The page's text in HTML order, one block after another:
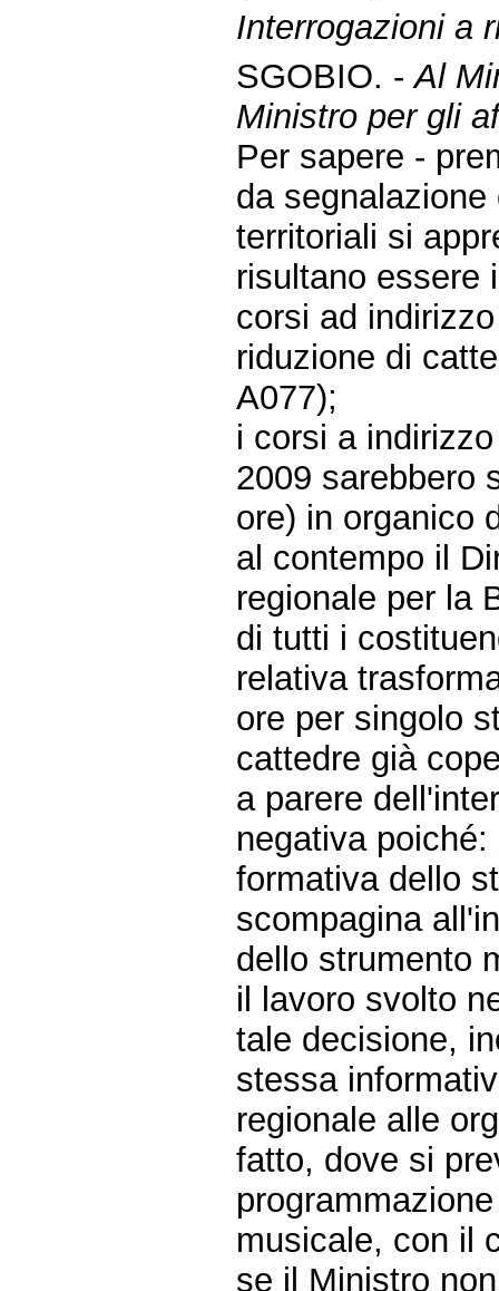
Interrogazioni a
SGOBIO. -Al
Ministro per gli
Per sapere -
da
territoriali si
risultano essere
corsi ad
riduzione di
A077);
i corsi a
2009 sarebbero
ore) in organico
al contempo il
regionale per la
di tutti i
relativa
ore per singolo
cattedre già
a parere
negativa poiché:
formativa dello
scompagina
dello strumento
il lavoro svolto
tale decisione,
stessa
regionale alle
fatto, dove si
musicale, con il
se il Ministro